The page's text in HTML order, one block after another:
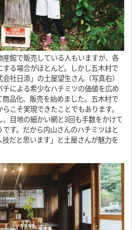
館で販売している人もいますが、各
る場合がほとんど。しかし五木村で
社日添」の土屋望生さん（写真右）
による希少なハチミツの価値を広め
品化、販売を始めました。五木村で
こそ実現できたことでもあります。
、目地の細かい網と3回も手数をかけて
す。だから内山さんのハチミツはと
だと思います」と土屋さんが魅力を